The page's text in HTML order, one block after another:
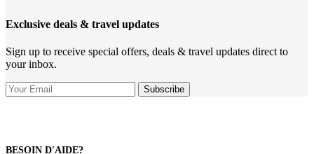
Exclusive deals & travel updates
Sign up to receive special offers, deals & travel updates direct to
your inbox.
BESOIN D'AIDE?